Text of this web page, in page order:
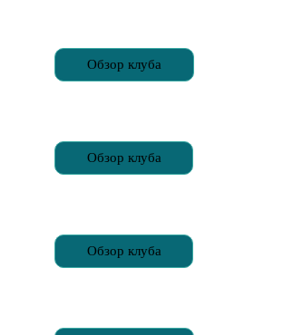
Обзор клуба
Обзор клуба
Обзор клуба